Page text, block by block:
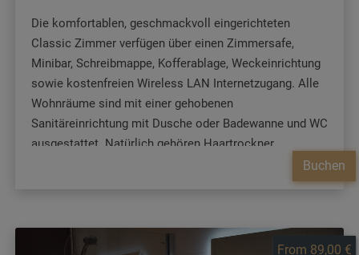
Die komfortablen, geschmackvoll eingerichteten
Classic Zimmer verfügen über einen Zimmersafe,
Minibar, Schreibmappe, Kofferablage, Weckeinrichtung
sowie kostenfreien Wireless LAN Internetzugang. Alle
Wohnräume sind mit einer gehobenen
Sanitäreinrichtung mit Dusche oder Badewanne und WC
ausgestattet. Natürlich gehören Haartrockner,
Buchen
From 89,00 €